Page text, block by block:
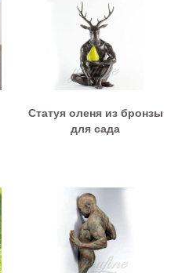
Статуя оленя из бронзы
для сада